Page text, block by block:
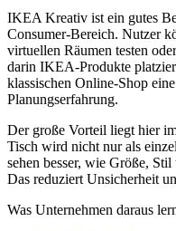
IKEA Kreativ ist ein gutes
Consumer-Bereich. Nutzer
virtuellen Räumen testen
darin IKEA-Produkte
klassischen Online-Shop
Planungserfahrung.
Der große Vorteil liegt hier
Tisch wird nicht nur als
sehen besser, wie Größe,
Das reduziert Unsicherheit
Was Unternehmen daraus